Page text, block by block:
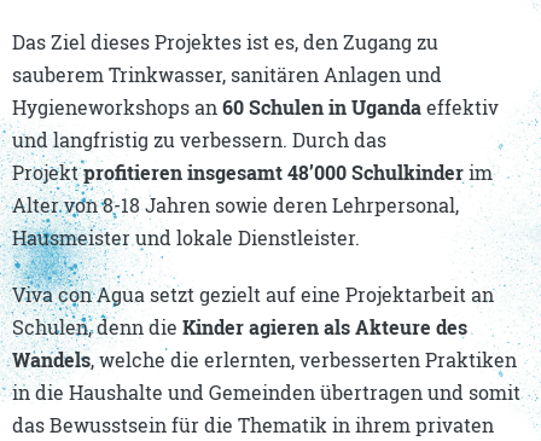
Das Ziel dieses Projektes ist es, den Zugang zu
sauberem Trinkwasser, sanitären Anlagen und
Hygieneworkshops an60 Schulen in Ugandaeffektiv
und langfristig zu verbessern. Durch das
Projektprofitieren insgesamt 48’000 Schulkinderim
Alter von 8-18 Jahren sowie deren Lehrpersonal,
Hausmeister und lokale Dienstleister.
Viva con Agua setzt gezielt auf eine Projektarbeit an
Schulen, denn die Kinder agieren als Akteure des
Wandels, welche die erlernten, verbesserten Praktiken
in die Haushalte und Gemeinden übertragen und somit
das Bewusstsein für die Thematik in ihrem privaten